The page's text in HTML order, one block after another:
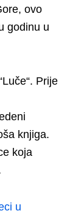
ovo
godinu u
Prije
knjiga.
koja
u